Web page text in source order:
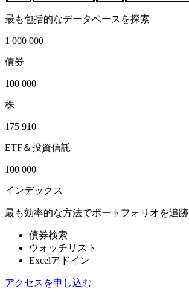
最も包括的なデータベースを探索
1 000 000
債券
100 000
株
175 910
ETF＆投資信託
100 000
インデックス
最も効率的な方法でポートフォリオを追跡
債券検索
ウォッチリスト
Excelアドイン
アクセスを申し込む